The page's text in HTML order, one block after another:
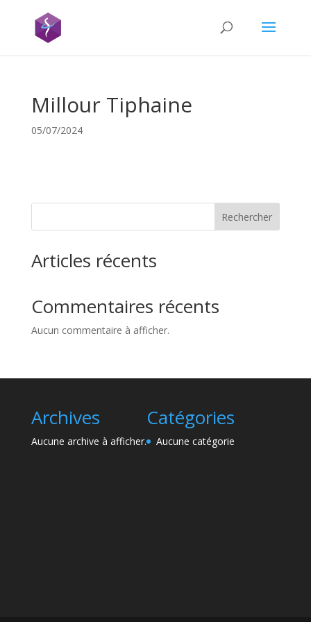
Millour Tiphaine
05/07/2024
Rechercher
Articles récents
Commentaires récents
Aucun commentaire à afficher.
Archives
Aucune archive à afficher.
Catégories
Aucune catégorie